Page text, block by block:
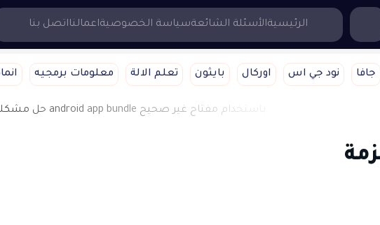
الرئيسيةالأسئلة الشائعةسياسة الخصوصيةاعمالنااتصل بنا
جافا نود جي اس اوركال بايثون تعلم الالة معلومات برمجيه